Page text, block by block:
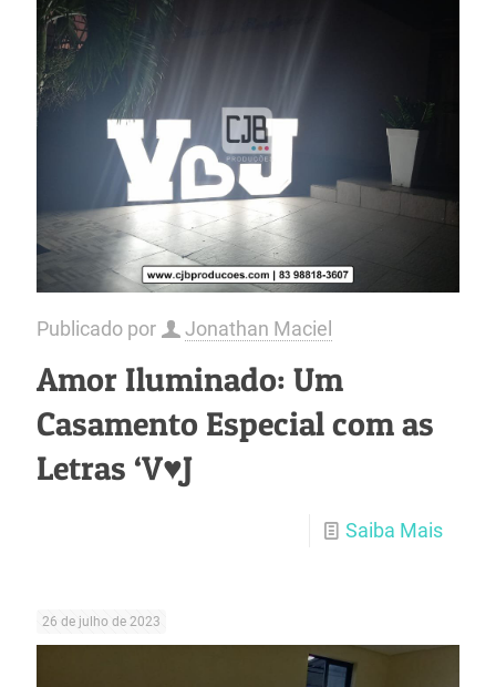
Publicado por Jonathan Maciel
Amor Iluminado: Um
Casamento Especial com as
Letras ‘V♥J
Saiba Mais
26 de julho de 2023